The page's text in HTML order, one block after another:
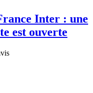
Inter : une
est ouverte